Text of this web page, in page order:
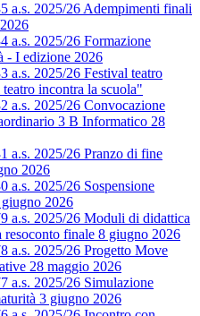
a.s. 2025/26 Adempimenti finali
a.s. 2025/26 Formazione
- I edizione 2026
a.s. 2025/26 Festival teatro
incontra la scuola"
a.s. 2025/26 Convocazione
3 B Informatico 28
a.s. 2025/26 Pranzo di fine
2026
a.s. 2025/26 Sospensione
2026
a.s. 2025/26 Moduli di didattica
resoconto finale 8 giugno 2026
a.s. 2025/26 Progetto Move
28 maggio 2026
a.s. 2025/26 Simulazione
3 giugno 2026